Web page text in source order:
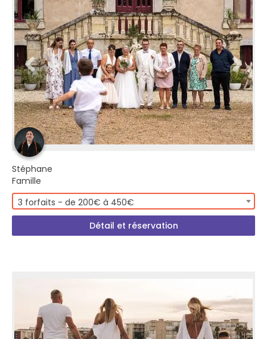
Stéphane
Famille
3 forfaits - de 200€ à 450€
Détail et réservation